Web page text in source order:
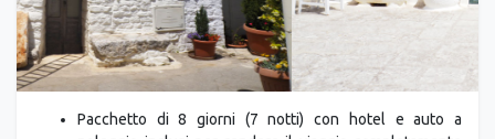
Pacchetto di 8 giorni (7 notti) con hotel e auto a